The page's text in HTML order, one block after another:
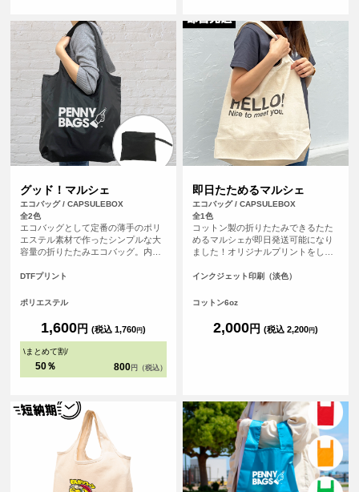
グッド！マルシェ
エコバッグ / CAPSULEBOX
全2色
エコバッグとして定番の薄手のポリ
エステル素材で作ったシンプルな大
容量の折りたたみエコバッグ。内ポ
が可能で、ポリエステル素材のため
でかさばらないため人気の高いエコ
DTFプリント
ポリエステル
1,600円 (税込 1,760円)
\まとめて割/
50％ 800 円（税込）
即日たためるマルシェ
エコバッグ / CAPSULEBOX
全1色
コットン製の折りたたみできるたた
めるマルシェが即日発送可能になり
ました！オリジナルプリントをした
文（決済完了）で、その日に発送す
ント、注文し忘れ、すぐに欲しい！
んフルカラープリントしたオリジナ
ルエコバッグが作れます。
インクジェット印刷（淡色）
コットン6oz
2,000円 (税込 2,200円)